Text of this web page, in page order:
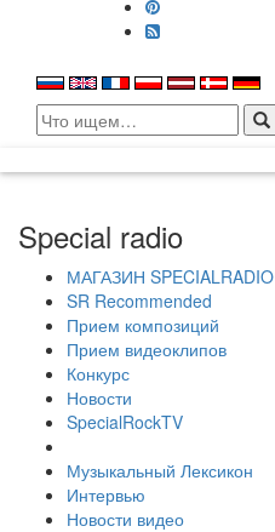
Search
for:
Special radio
МАГАЗИН SPECIALRADIO
SR Recommended
Прием композиций
Прием видеоклипов
Конкурс
Новости
SpecialRockTV
Музыкальный Лексикон
Интервью
Новости видео